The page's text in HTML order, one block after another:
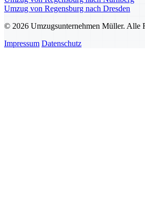
Umzug von Regensburg nach Dresden
© 2026 Umzugsunternehmen Müller. Alle
Impressum Datenschutz